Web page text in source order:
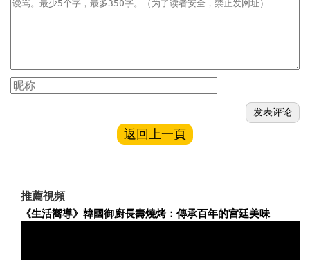
返回上一頁
推薦視頻
《生活嚮導》韓國御廚長壽燒烤：傳承百年的宮廷美味